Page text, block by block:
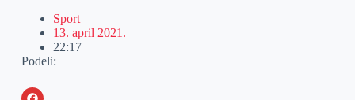
Sport
13. april 2021.
22:17
Podeli: